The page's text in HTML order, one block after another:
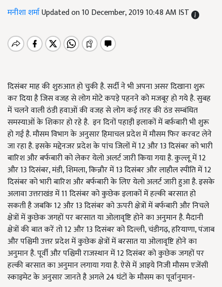
मनीशा शर्माUpdated on 10 December, 2019 10:48 AM IST
दिसंबर माह की शुरुआत हो चुकी है. सर्दी ने भी अपना असर दिखाना शुरू
कर दिया है जिस वजह से लोग मोटे कपड़े पहनने को मजबूर हो गये है. सुबह
में चलने वाली ठंडी हवाओं की वजह से लोग कई तरह की ठंड सम्बंधित
समस्याओं के शिकार हो रहे है. इन दिनों पहाड़ी इलाकों में बर्फ़बारी भी शुरू
हो गई है. मौसम विभाग के अनुसार हिमाचल प्रदेश में मौसम फिर करवट लेने
जा रहा है. इसके मद्देनजर प्रदेश के पांच जिलों में 12 और 13 दिसंबर को भारी
बारिश और बर्फबारी को लेकर येलो अलर्ट जारी किया गया है. कुल्लू में 12
और 13 दिसंबर,मंडी,शिमला,किन्नौर में 13 दिसंबर और लाहौल स्पीति में 12
दिसंबर को भारी बारिश और बर्फबारी के लिए येलो अलर्ट जारी हुआ है. इसके
अलावा उत्तराखंड में 11 दिसंबर को कुछेक इलाकों में हल्की बरसात हो
सकती है जबकि 12 और 13 दिसंबर को ऊपरी क्षेत्रों में बर्फबारी और निचले
क्षेत्रों में कुछेक जगहों पर बरसात या ओलावृष्टि होने का अनुमान है. मैदानी
क्षेत्रों की बात करें तो 12 और 13 दिसंबर को दिल्ली,चंडीगढ़,हरियाणा,पंजाब
और पश्चिमी उत्तर प्रदेश में कुछेक क्षेत्रों में बरसात या ओलावृष्टि होने का
अनुमान है. पूर्वी और पश्चिमी राजस्थान में 12 दिसंबर को कुछेक जगहों पर
हल्की बरसात का अनुमान लगाया गया है. ऐसे में आइये निजी मौसम एजेंसी
स्काइमेट के अनुसार जानते है अगले 24 घंटों के मौसम का पूर्वानुमान-